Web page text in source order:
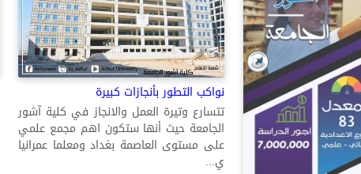
نواكب التطور بأنجازات كبيرة
تتسارع وتيرة العمل والانجاز في كلية آشور
الجامعة حيث أنها ستكون اهم مجمع علمي
على مستوى العاصمة بغداد ومعلما عمرانيا
ي...